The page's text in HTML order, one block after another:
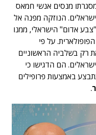
מנסים אנשי חמאס
הנוזקה מפנה אל
אדום" הישראלי, ממנו
על פי
רק בשלביה הראשוניים
הם הדגישו כי
באמצעות פרופילים
.